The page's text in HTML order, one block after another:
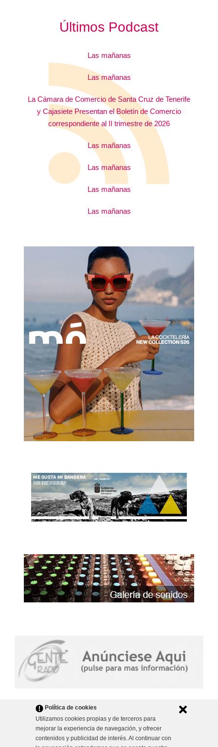
Política de cookies
Utilizamos cookies propias y de terceros para
mejorar la experiencia de navegación, y ofrecer
contenidos y publicidad de interés. Al continuar con
Últimos Podcast
Las mañanas
Las mañanas
La Cámara de Comercio de Santa Cruz de Tenerife
y Cajasiete Presentan el Boletín de Comercio
correspondiente al II trimestre de 2026
Las mañanas
Las mañanas
Las mañanas
Las mañanas
Portada Aviso Legal Promociona tu empresa